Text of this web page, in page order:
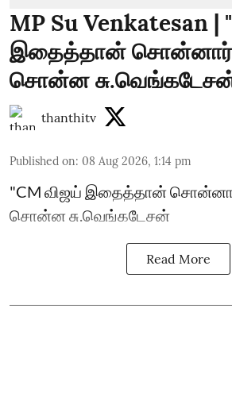
MP Su Venkatesan |
இதைத்தான்
சொன்ன
thanthitv
Published on: 08 Aug 2026, 1:14 pm
"CM விஜய் இதைத்தான்
சொன்ன சு.வெங்கடேசன்
Read More